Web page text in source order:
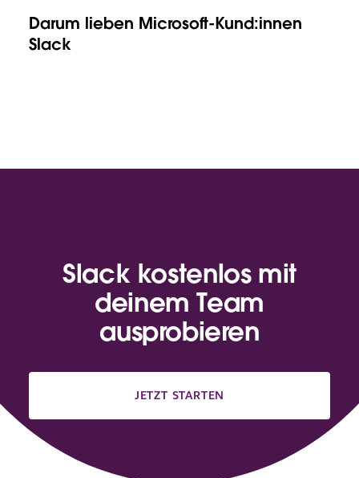
Darum lieben Microsoft-Kund:innen
Slack
Slack kostenlos mit
deinem Team
ausprobieren
JETZT STARTEN